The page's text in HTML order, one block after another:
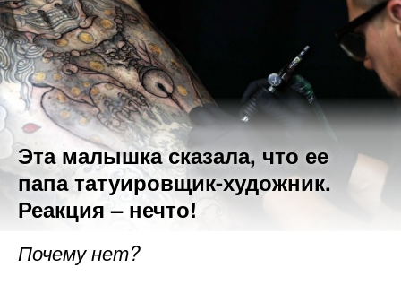
Эта малышка сказала, что ее
папа татуировщик-художник.
Реакция – нечто!
Почему нет?